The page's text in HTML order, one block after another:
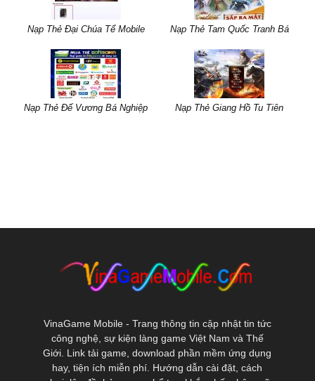
Nạp Thẻ Đại Chúa Tể Mobile Nạp Thẻ Tam Quốc Tranh Bá
Nạp Thẻ Đế Vương Bá Nghiệp Nạp Thẻ Giang Hồ Tu Tiên
VinaGame Mobile - Trang thông tin cập nhật tin tức
công nghệ, sự kiện làng game Việt Nam và Thế
Giới. Link tải game, download phần mềm ứng dụng
hay, tiện ích miễn phí. Hướng dẫn cài đặt, cách